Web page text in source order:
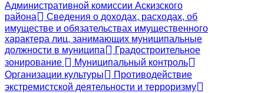
Административной комиссии Аскизского
района
Сведения о доходах, расходах, об
имуществе и обязательствах имущественного
характера лиц, занимающих муниципальные
должности в муниципа
Градостроительное
зонирование
Муниципальный контроль
Организации культуры
Противодействие
экстремистской деятельности и терроризму